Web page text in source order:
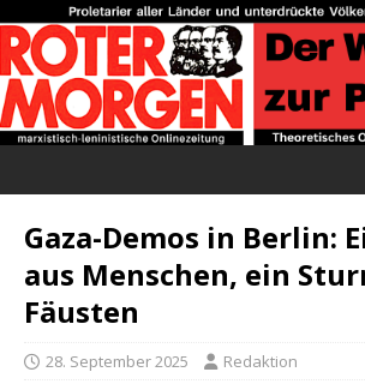
Gaza-Demos in Berlin:
aus Menschen, ein
Fäusten
28. September 2025 Redaktion